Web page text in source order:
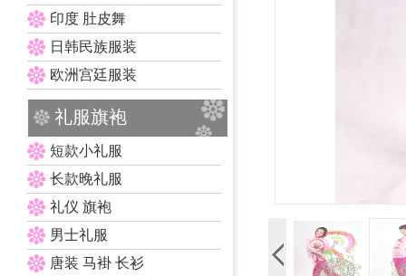
印度 肚皮舞
日韩民族服装
欧洲宫廷服装
礼服旗袍
短款小礼服
长款晚礼服
礼仪 旗袍
男士礼服
唐装 马褂 长衫